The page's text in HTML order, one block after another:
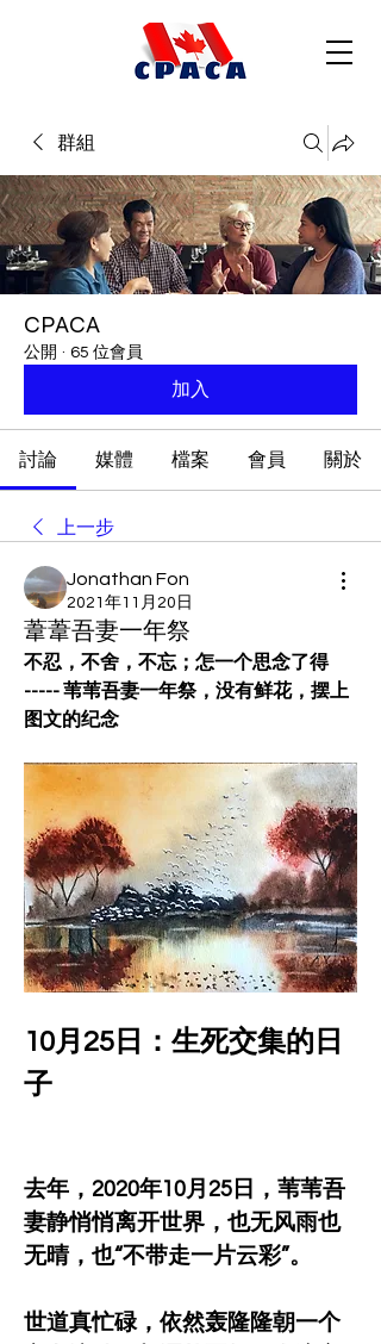
群組
CPACA
公開 · 65 位會員
加入
討論 媒體 檔案 會員 關於
上一步
Jonathan Fon
2021年11月20日
葦葦吾妻一年祭
不忍，不舍，不忘；怎一个思念了得
----- 苇苇吾妻一年祭，没有鲜花，摆上
图文的纪念
10月25日：生死交集的日
子
去年，2020年10月25日，苇苇吾
妻静悄悄离开世界，也无风雨也
无晴，也“不带走一片云彩”。
世道真忙碌，依然轰隆隆朝一个